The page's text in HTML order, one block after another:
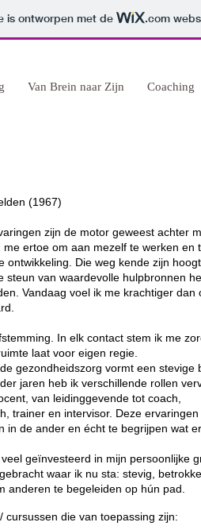
is ontworpen met de .com
Van Brein naar Zijn Coaching
(1967)
zijn de motor geweest achter
ertoe om aan mezelf te werken en
ontwikkeling. Die weg kende zijn
steun van waardevolle hulpbronnen
Vandaag voel ik me krachtiger dan
In elk contact stem ik me
laat voor eigen regie.
gezondheidszorg vormt een stevige
jaren heb ik verschillende rollen
van leidinggevende tot coach,
trainer en intervisor. Deze ervaringen
in de ander en écht te begrijpen wat er
geïnvesteerd in mijn persoonlijke
waar ik nu sta: stevig,
anderen te begeleiden op hún pad.
cursussen die van toepassing zijn: